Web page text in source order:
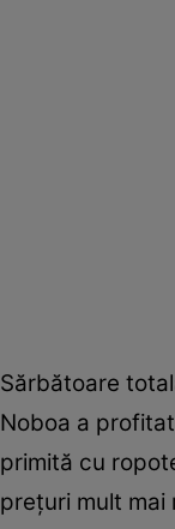
Sărbătoare
Noboa a
primită cu
prețuri mult